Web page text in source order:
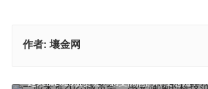
作者: 壤金网
一起来逛2023服贸会，感受满满的科技范儿！